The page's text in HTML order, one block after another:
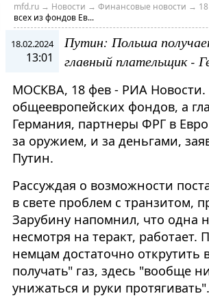
mfd.ru→ Новости → Финансовые новости →
всех из фондов Ев...
18.02.2024
13:01
Путин: Польша
главный плательщик -
МОСКВА, 18 фев - РИА Новости.
общеевропейских фондов, а
Германия, партнеры ФРГ в
за оружием, и за деньгами,
Путин.
Рассуждая о возможности
в свете проблем с транзитом,
Зарубину напомнил, что одна
несмотря на теракт, работает​​​.
немцам достаточно открутить
получать" газ, здесь "вообще
унижаться и руки протягивать".